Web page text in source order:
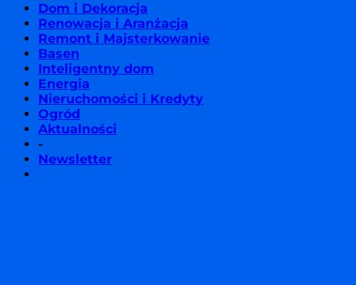
Dom i Dekoracja
Renowacja i Aranżacja
Remont i Majsterkowanie
Basen
Inteligentny dom
Energia
Nieruchomości i Kredyty
Ogród
Aktualności
-
Newsletter